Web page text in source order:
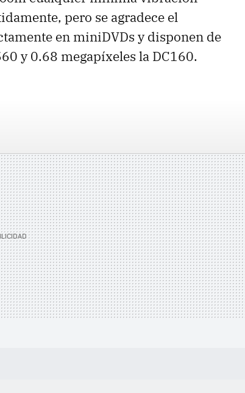
pero se agradece el
en miniDVDs y disponen de
y 0.68 megapíxeles la DC160.